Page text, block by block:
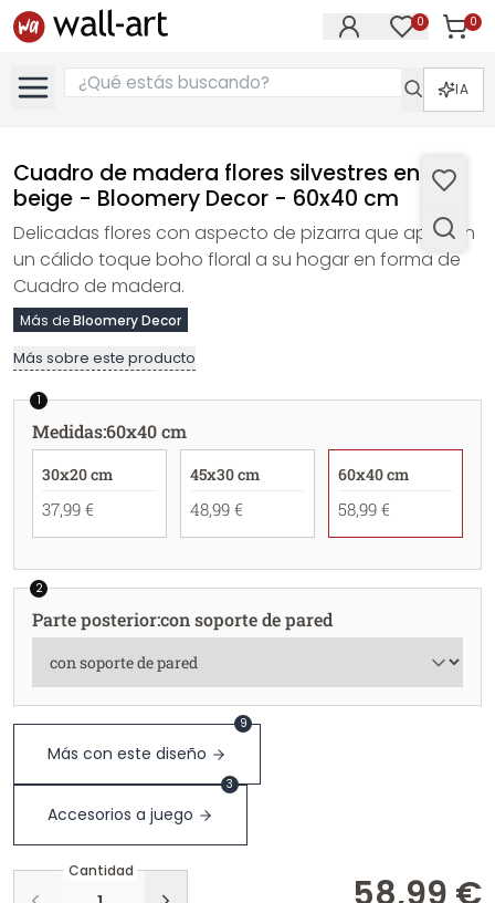
0 0
IA
Cuadro de madera flores silvestres en tiza
beige - Bloomery Decor - 60x40 cm
Delicadas flores con aspecto de pizarra que aportan
un cálido toque boho floral a su hogar en forma de
Cuadro de madera.
Más deBloomery Decor
Más sobre este producto
1
Medidas:60x40 cm
30x20 cm
37,99 €
45x30 cm
48,99 €
60x40 cm
58,99 €
2
Parte posterior:con soporte de pared
Más con este diseño
9
Accesorios a juego
3
Cantidad